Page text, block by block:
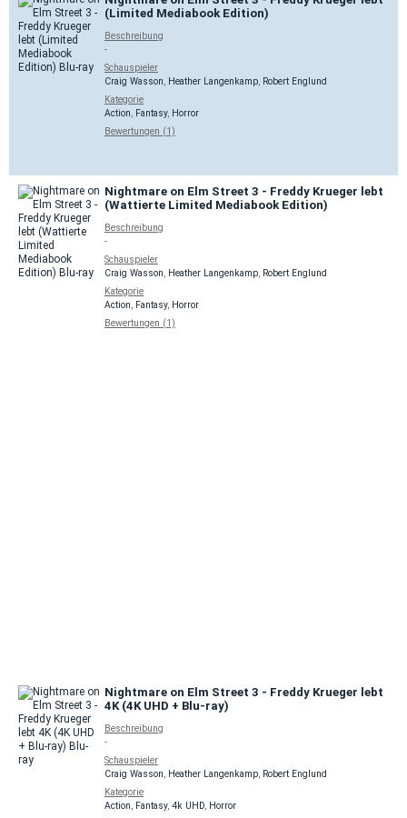
(Limited Mediabook Edition)
Beschreibung
-
Schauspieler
Craig Wasson
Heather Langenkamp
Robert Englund
Kategorie
Action
Fantasy, Horror
Bewertungen (1)
Nightmare on Elm Street 3 - Freddy Krueger lebt
(Wattierte Limited Mediabook Edition)
Beschreibung
-
Schauspieler
Craig Wasson
Heather Langenkamp
Robert Englund
Kategorie
Action
Fantasy, Horror
Bewertungen (1)
Nightmare on Elm Street 3 - Freddy Krueger lebt
4K (4K UHD + Blu-ray)
Beschreibung
-
Schauspieler
Craig Wasson
Heather Langenkamp
Robert Englund
Kategorie
Action
Fantasy, 4k UHD
Horror